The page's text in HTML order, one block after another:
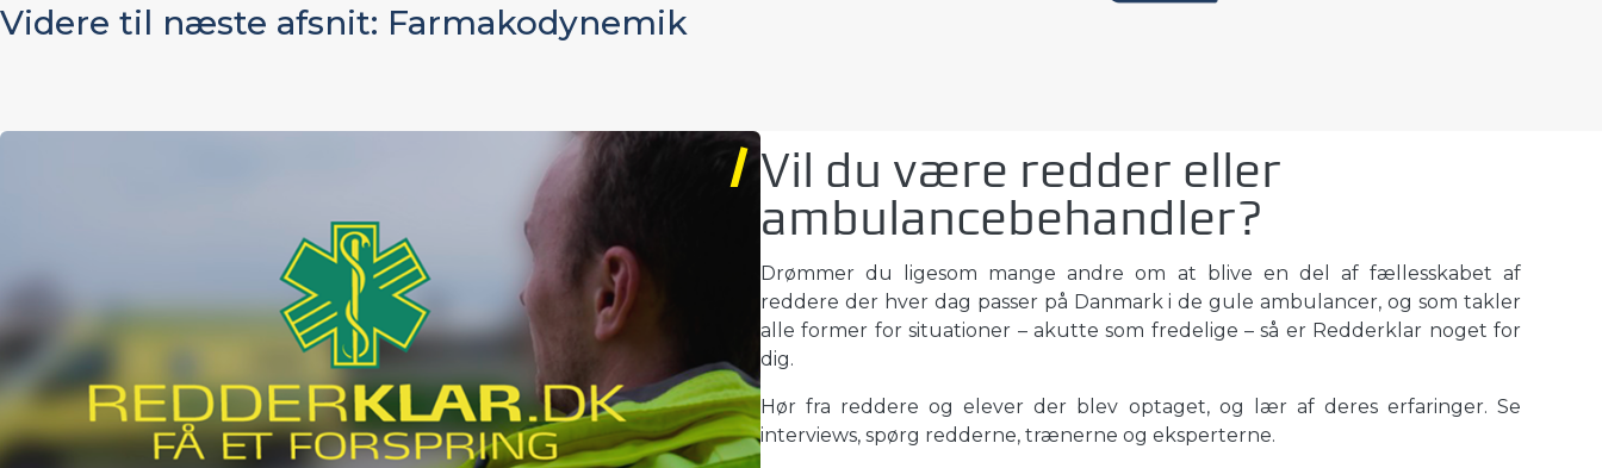
Videre til næste afsnit: Farmakodynemik
Vil du være redder eller
ambulancebehandler?
Drømmer du ligesom mange andre om at blive en del af fællesskabet af
reddere der hver dag passer på Danmark i de gule ambulancer, og som takler
alle former for situationer – akutte som fredelige – så er Redderklar noget for
dig.
Hør fra reddere og elever der blev optaget, og lær af deres erfaringer. Se
interviews, spørg redderne, trænerne og eksperterne.